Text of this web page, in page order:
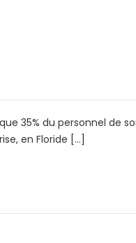
35% du personnel de
en Floride […]